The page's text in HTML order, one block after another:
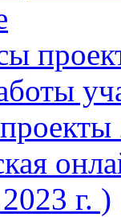
г. )